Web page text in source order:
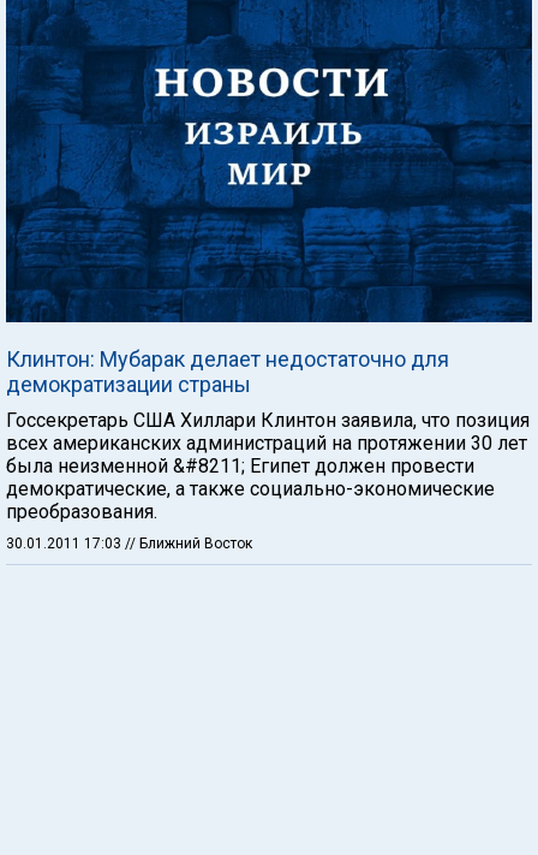
Клинтон: Мубарак делает недостаточно для
демократизации страны
Госсекретарь США Хиллари Клинтон заявила, что позиция
всех американских администраций на протяжении 30 лет
была неизменной &#8211; Египет должен провести
демократические, а также социально-экономические
преобразования.
30.01.2011 17:03 // Ближний Восток